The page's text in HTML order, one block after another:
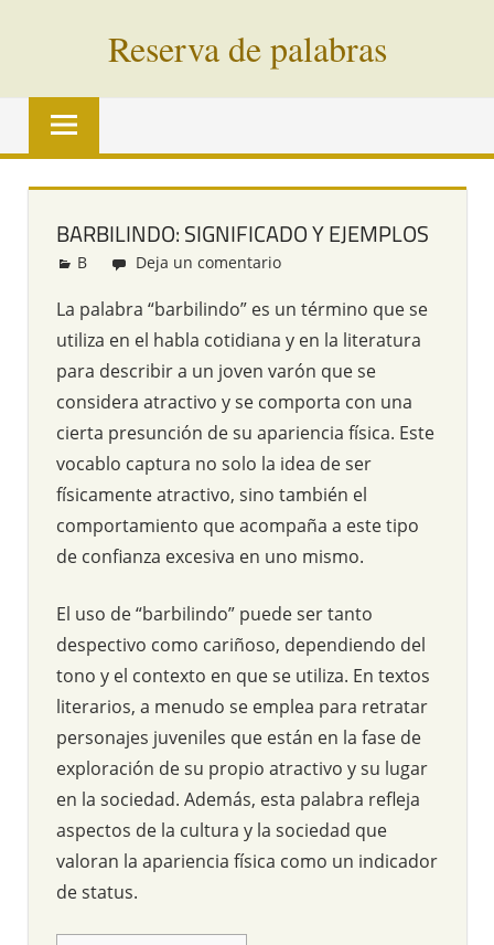
Reserva de palabras
Palabras
vías
todo
mundo
BARBILINDO: SIGNIFICADO Y EJEMPLOS
Redacción
B Deja un comentario
La palabra “barbilindo” es un término que se
utiliza en el habla cotidiana y en la literatura
para describir a un joven varón que se
considera atractivo y se comporta con una
cierta presunción de su apariencia física. Este
vocablo captura no solo la idea de ser
físicamente atractivo, sino también el
comportamiento que acompaña a este tipo
de confianza excesiva en uno mismo.
El uso de “barbilindo” puede ser tanto
despectivo como cariñoso, dependiendo del
tono y el contexto en que se utiliza. En textos
literarios, a menudo se emplea para retratar
personajes juveniles que están en la fase de
exploración de su propio atractivo y su lugar
en la sociedad. Además, esta palabra refleja
aspectos de la cultura y la sociedad que
valoran la apariencia física como un indicador
de status.